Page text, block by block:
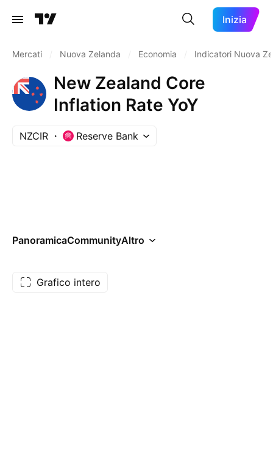
Inizia
Mercati Nuova Zelanda Economia Indicatori Nuova
New Zealand Core
Inflation Rate YoY
NZCIR Reserve Bank
PanoramicaCommunityAltro
Grafico intero